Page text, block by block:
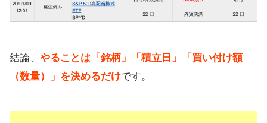
結論、 やることは「銘柄」「積立日」「買い付け額
（数量）」を決めるだけです。